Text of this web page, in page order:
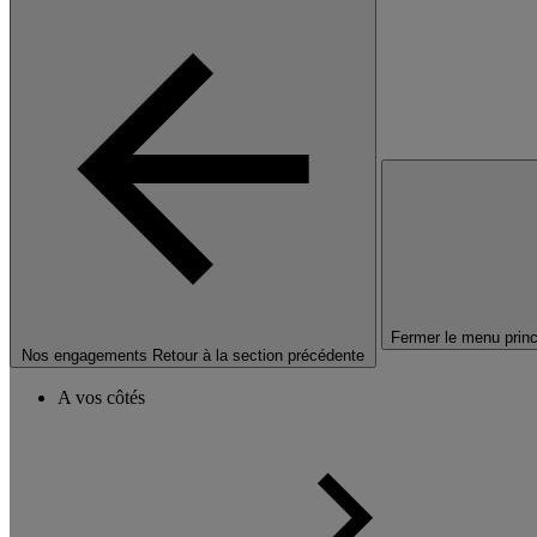
Nos engagements Retour à la section précédente
Fermer le menu
A vos côtés